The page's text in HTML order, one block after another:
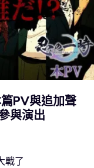
PV與追加聲
與演出
戰了